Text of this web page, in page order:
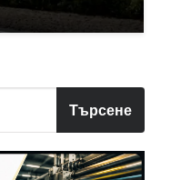
Търсене